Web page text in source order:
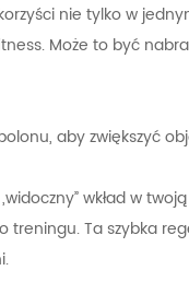
nie tylko w
Może to być
aby zwiększyć
wkład w
Ta szybka